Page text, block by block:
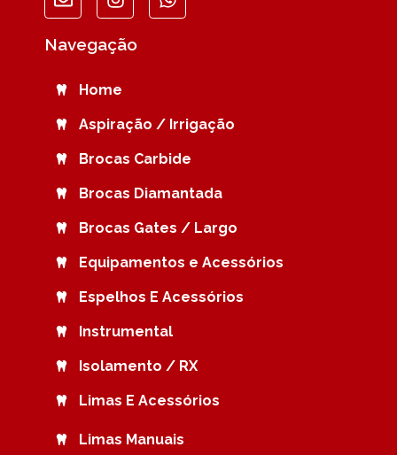
Navegação
Home
Aspiração / Irrigação
Brocas Carbide
Brocas Diamantada
Brocas Gates / Largo
Equipamentos e Acessórios
Espelhos E Acessórios
Instrumental
Isolamento / RX
Limas E Acessórios
Limas Manuais